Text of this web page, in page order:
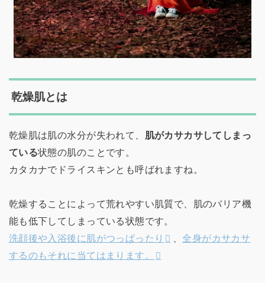
乾燥肌とは
乾燥肌は肌の水分が失われて、 肌がカサカサしてしまっ
ている状態の肌のことです。
カタカナでドライスキンとも呼ばれますね。
乾燥することによって荒れやすい肌質で、肌のバリア機
能も低下してしまっている状態です。
洗顔後や入浴後に肌がつっぱったり
、全身がカサカサ
するのもそれに当てはまります。